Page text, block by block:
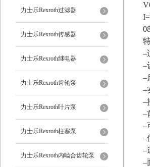
力士乐Rexroth过滤器
力士乐Rexroth传感器
力士乐Rexroth继电器
力士乐Rexroth齿轮泵
力士乐Rexroth叶片泵
力士乐Rexroth柱塞泵
力士乐Rexroth内啮合齿轮泵
–
–
–
–
–
–
–
–
–
–